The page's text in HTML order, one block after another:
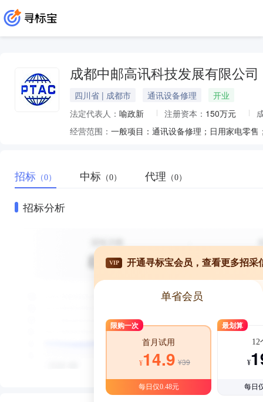
成都中邮高讯科技发展有限公司
四川省 | 成都市 通讯设备修理
开业
法定代表人： 喻政新 注册资本： 150万元
经营范围：
招标 （0） 中标 （0） 代理 （0）
招标分析
VIP 开通寻标宝会员，查看更多招采
单省会员
限购一次
首月试用
¥14.9 ¥39
每日仅0.48元
最划算
12
¥
每日